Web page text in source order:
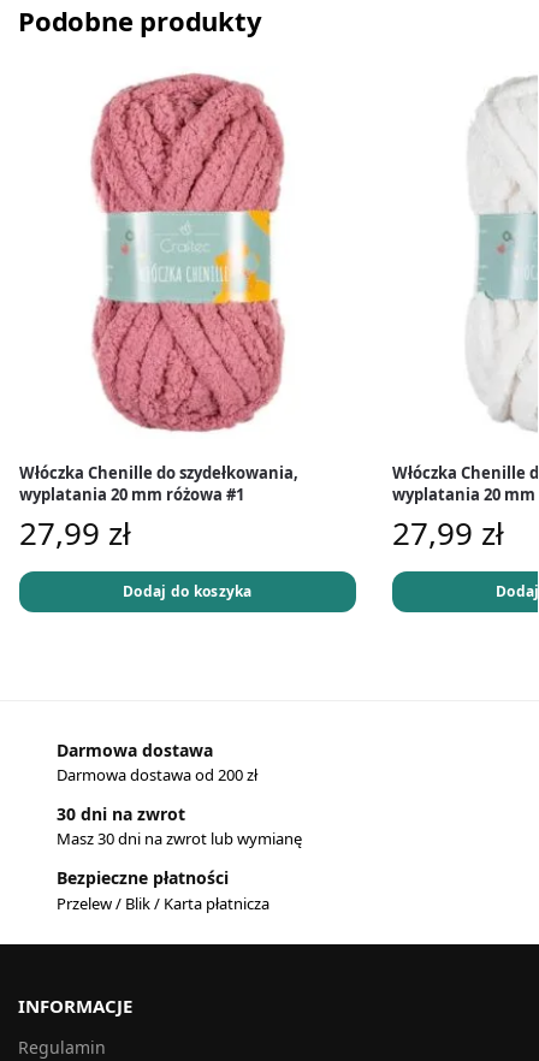
Podobne produkty
Włóczka Chenille do szydełkowania,
wyplatania 20 mm różowa #1
27,99 zł
Dodaj do koszyka
Włóczka Chenille
wyplatania 20 mm
27,99 zł
Darmowa dostawa
Darmowa dostawa od 200 zł
30 dni na zwrot
Masz 30 dni na zwrot lub wymianę
Bezpieczne płatności
Przelew / Blik / Karta płatnicza
INFORMACJE
Regulamin